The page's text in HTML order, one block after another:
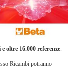
oltre 16.000 referenze.
Ricambi potranno